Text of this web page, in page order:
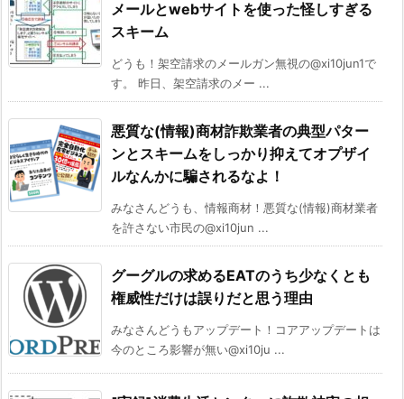
メールとwebサイトを使った怪しすぎる
スキーム
どうも！架空請求のメールガン無視の@xi10jun1で
す。 昨日、架空請求のメー ...
悪質な(情報)商材詐欺業者の典型パター
ンとスキームをしっかり抑えてオプザイ
ルなんかに騙されるなよ！
みなさんどうも、情報商材！悪質な(情報)商材業者
を許さない市民の@xi10jun ...
グーグルの求めるEATのうち少なくとも
権威性だけは誤りだと思う理由
みなさんどうもアップデート！コアアップデートは
今のところ影響が無い@xi10ju ...